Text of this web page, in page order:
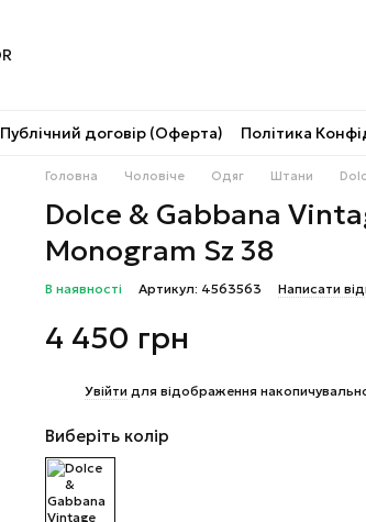
Публічний договір (Оферта) Політика
Головна Чоловіче Одяг Штани
Dolce & Gabbana
Monogram Sz 38
В наявності Артикул: 4563563 Написати
4 450 грн
Увійти для відображення
Виберіть колір